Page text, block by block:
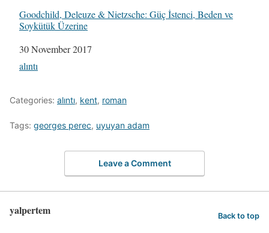
Goodchild, Deleuze & Nietzsche: Güç İstenci, Beden ve
Soykütük Üzerine
Date
30 November 2017
In relation to
alıntı
Categories: alıntı, kent, roman
Tags: georges perec, uyuyan adam
Leave a Comment
yalpertem Back to top